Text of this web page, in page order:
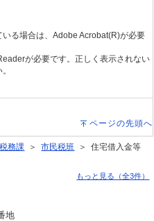
る場合は、Adobe Acrobat(R)が必要
が必要です。正しく表示されない
ページの先頭へ
税務課 ＞市民税班 ＞ 住宅借入金等
もっと見る（全3件）
地